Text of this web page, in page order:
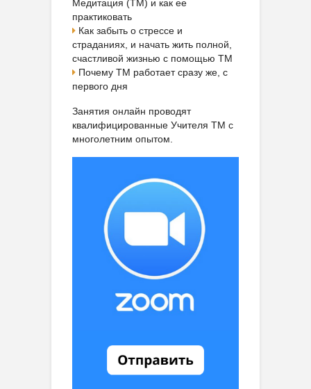
Медитация (ТМ) и как ее
практиковать
Как забыть о стрессе и
страданиях, и начать жить полной,
счастливой жизнью с помощью ТМ
Почему ТМ работает сразу же, с
первого дня
Занятия онлайн проводят
квалифицированные Учителя ТМ с
многолетним опытом.